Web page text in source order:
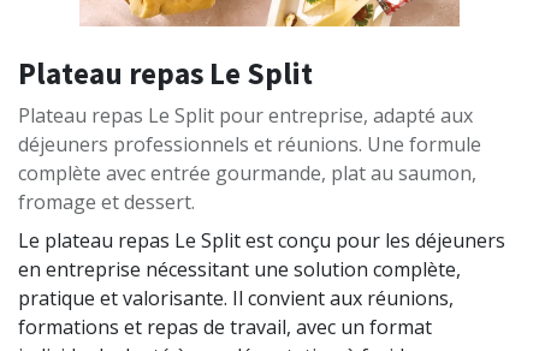
Plateau repas Le Split
Plateau repas Le Split pour entreprise, adapté aux
déjeuners professionnels et réunions. Une formule
complète avec entrée gourmande, plat au saumon,
fromage et dessert.
Le plateau repas Le Split est conçu pour les déjeuners
en entreprise nécessitant une solution complète,
pratique et valorisante. Il convient aux réunions,
formations et repas de travail, avec un format